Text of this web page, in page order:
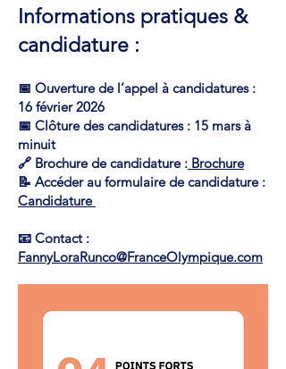
Informations pratiques &
candidature :
📅 Ouverture de l’appel à candidatures :
16 février 2026
📅 Clôture des candidatures : 15 mars à
minuit
🔗 Brochure de candidature : Brochure
📝 Accéder au formulaire de candidature :
Candidature
📧 Contact :
FannyLoraRunco@FranceOlympique.com